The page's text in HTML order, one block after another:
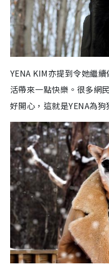
YENA KIM亦提到令她繼
活帶來一點快樂。很多網
好開心，這就是YENA為